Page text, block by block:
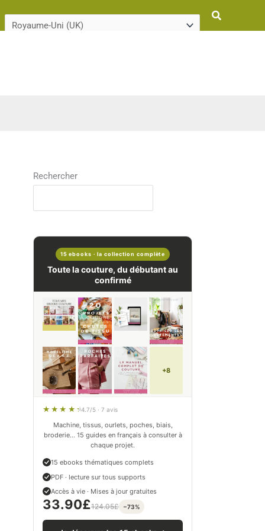
Rechercher
Rechercher
15 ebooks · la collection complète
Toute la couture, du débutant au
confirmé
+8
4.7/5 · 7 avis
Machine, tissus, ourlets, poches, biais,
broderie… 15 guides en français à consulter à
chaque projet.
15 ebooks thématiques complets
PDF · lecture sur tous supports
Accès à vie · Mises à jour gratuites
33.90£124.05£ −73%